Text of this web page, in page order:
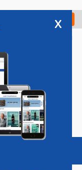
Check in
Vacatures
x